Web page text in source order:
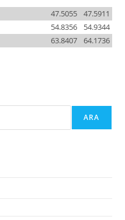
47.5911
47.5055
54.9344
54.8356
64.1736
63.8407
ARA